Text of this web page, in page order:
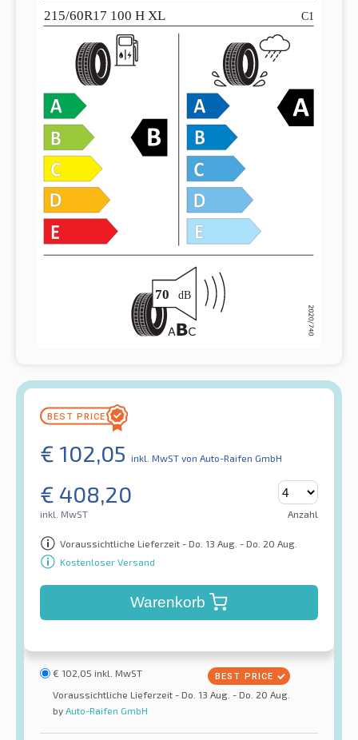
€ 102,05 inkl. MwST von Auto-Raifen GmbH
€ 408,20
inkl. MwST Anzahl
Voraussichtliche Lieferzeit - Do. 13 Aug. - Do. 20 Aug.
Kostenloser Versand
Warenkorb
€ 102,05 inkl. MwST
Voraussichtliche Lieferzeit - Do. 13 Aug. - Do. 20 Aug.
by Auto-Raifen GmbH